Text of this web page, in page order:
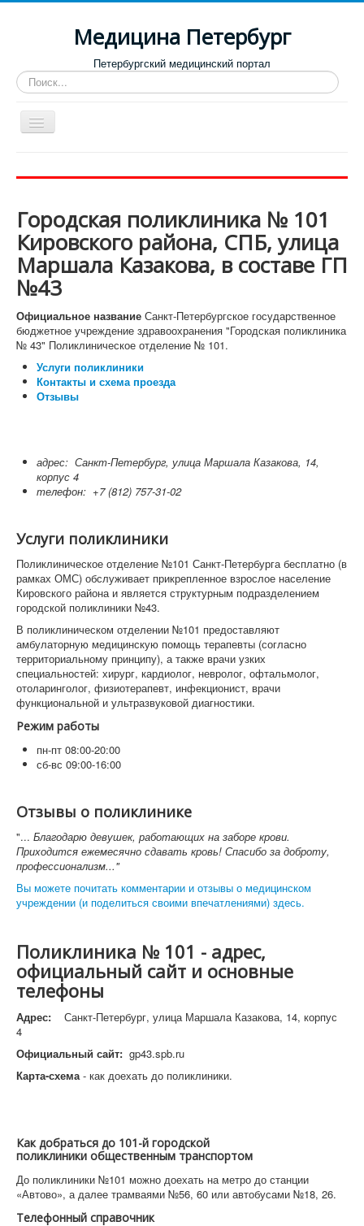
Медицина Петербург
Петербургский медицинский портал
Искать...
Toggle
Navigation
Роддома и женские консультации
Диспансеры
Лучшие клиники по направлениям
Отзывы о медицинских учреждениях
Городская поликлиника № 101
Кировского района, СПБ, улица
Маршала Казакова, в составе ГП
№43
Официальное название Санкт-Петербургское государственное
бюджетное учреждение здравоохранения "Городская поликлиника
№ 43" Поликлиническое отделение № 101.
Услуги поликлиники
Контакты и схема проезда
Отзывы
адрес: Санкт-Петербург, улица Маршала Казакова, 14,
корпус 4
телефон: +7 (812) 757-31-02
Услуги поликлиники
Поликлиническое отделение №101 Санкт-Петербурга бесплатно (в
рамках ОМС) обслуживает прикрепленное взрослое население
Кировского района и является структурным подразделением
городской поликлиники №43.
В поликлиническом отделении №101 предоставляют
амбулаторную медицинскую помощь терапевты (согласно
территориальному принципу), а также врачи узких
специальностей: хирург, кардиолог, невролог, офтальмолог,
отоларинголог, физиотерапевт, инфекционист, врачи
функциональной и ультразвуковой диагностики.
Режим работы
пн-пт 08:00-20:00
сб-вс 09:00-16:00
Отзывы о поликлинике
"... Благодарю девушек, работающих на заборе крови.
Приходится ежемесячно сдавать кровь! Спасибо за доброту,
профессионализм..."
Вы можете почитать комментарии и отзывы о медицинском
учреждении (и поделиться своими впечатлениями) здесь.
Поликлиника № 101 - адрес,
официальный сайт и основные
телефоны
Адрес:
Санкт-Петербург, улица Маршала Казакова, 14, корпус
4
Официальный сайт: gp43.spb.ru
Карта-схема- как доехать до поликлиники.
Как добраться до 101-й городской
поликлиники общественным транспортом
До поликлиники №101 можно доехать на метро до станции
«Автово», а далее трамваями №56, 60 или автобусами №18, 26.
Телефонный справочник